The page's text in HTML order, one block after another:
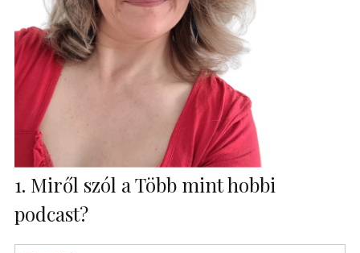
1. Miről szól a Több mint hobbi
podcast?